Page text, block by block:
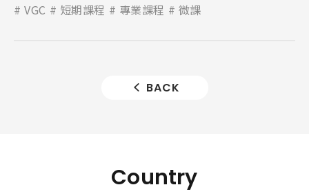
VGC 短期課程 專業課程 微課
BACK
Country